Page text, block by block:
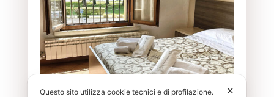
✕
Questo sito utilizza cookie tecnici e di profilazione.